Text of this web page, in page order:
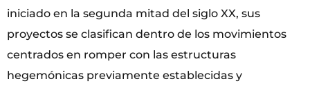
iniciado en la segunda mitad del siglo XX, sus
proyectos se clasifican dentro de los movimientos
centrados en romper con las estructuras
hegemónicas previamente establecidas y